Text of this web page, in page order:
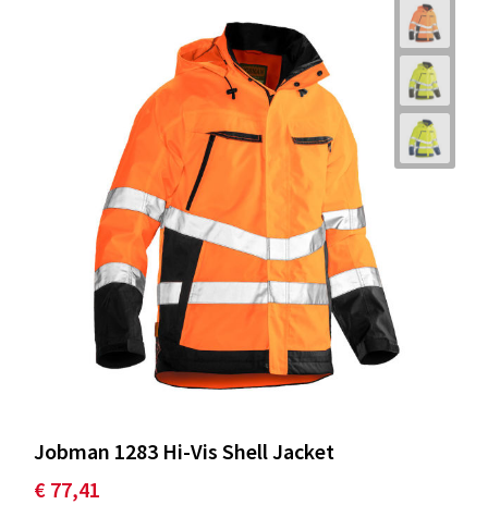
Jobman 1283 Hi-Vis Shell Jacket
€ 77,41